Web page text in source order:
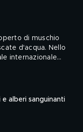
di muschio
d'acqua. Nello
internazionale
assume
Inghilterra, un
attraversano
e alberi sanguinanti